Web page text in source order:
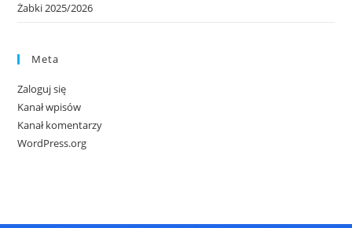
Żabki 2025/2026
Meta
Zaloguj się
Kanał wpisów
Kanał komentarzy
WordPress.org